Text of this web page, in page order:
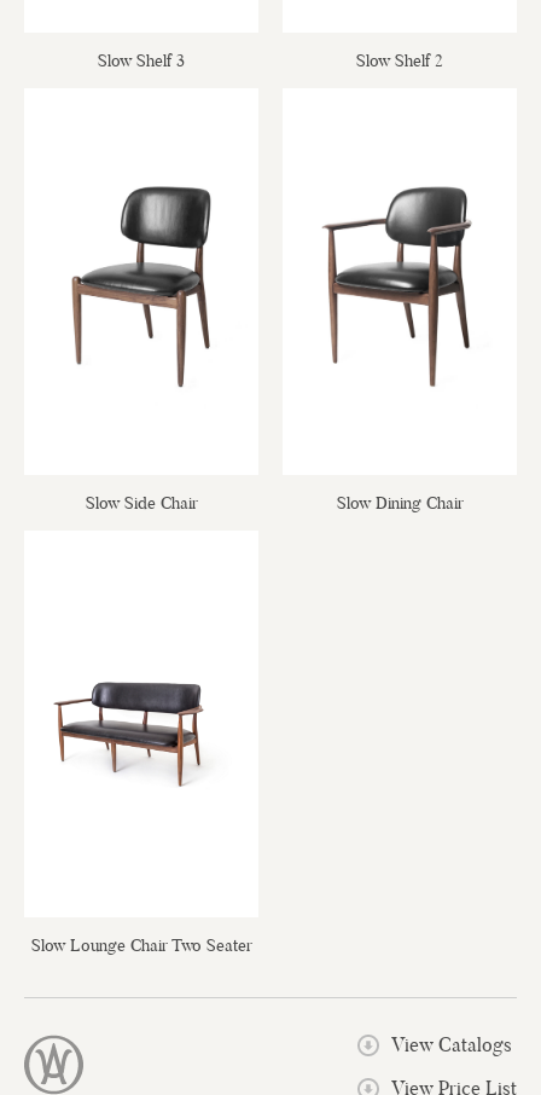
Slow Shelf 3 Slow Shelf 2
Slow Side Chair Slow Dining Chair
Slow Lounge Chair Two Seater
View Catalogs
View Price List